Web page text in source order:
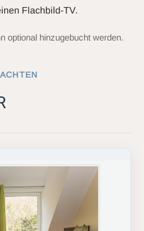
Flachbild-TV.
optional hinzugebucht werden.